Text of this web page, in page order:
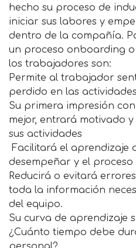
hecho su proceso de
iniciar sus labores y
dentro de la compañía.
un proceso onboarding
los trabajadores son:
Permite al trabajador
perdido en las
Su primera impresión
mejor, entrará motivado
sus actividades
Facilitará el aprendizaje
desempeñar y el
Reducirá o evitará
toda la información
del equipo.
Su curva de aprendizaje
¿Cuánto tiempo debe